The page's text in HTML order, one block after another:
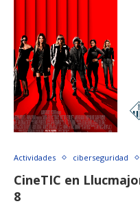
Actividades ciberseguridad
CineTIC en
8